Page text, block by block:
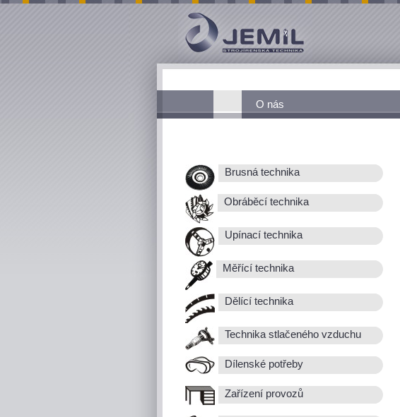
O nás
Brusná technika
Obráběcí technika
Upínací technika
Měřící technika
Dělící technika
Technika stlačeného vzduchu
Dílenské potřeby
Zařízení provozů